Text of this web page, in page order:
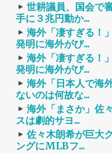
世耕議員、国会で
手に３兆円動か...
海外「凄すぎる！
発明に海外がび...
海外「凄すぎる！
発明に海外がび...
海外「日本人で海
ないのは何故な...
海外「まさか」佐
スは劇的サヨ...
佐々木朗希が巨大
ングにMLBフ...